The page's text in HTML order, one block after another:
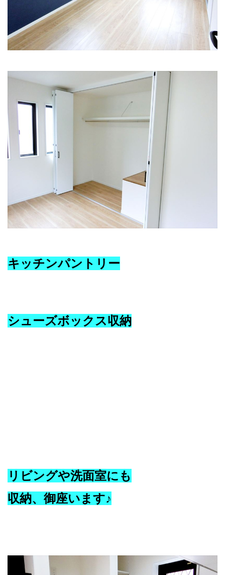
キッチンパントリー
シューズボックス収納
リビングや洗面室にも
収納、 御座います♪